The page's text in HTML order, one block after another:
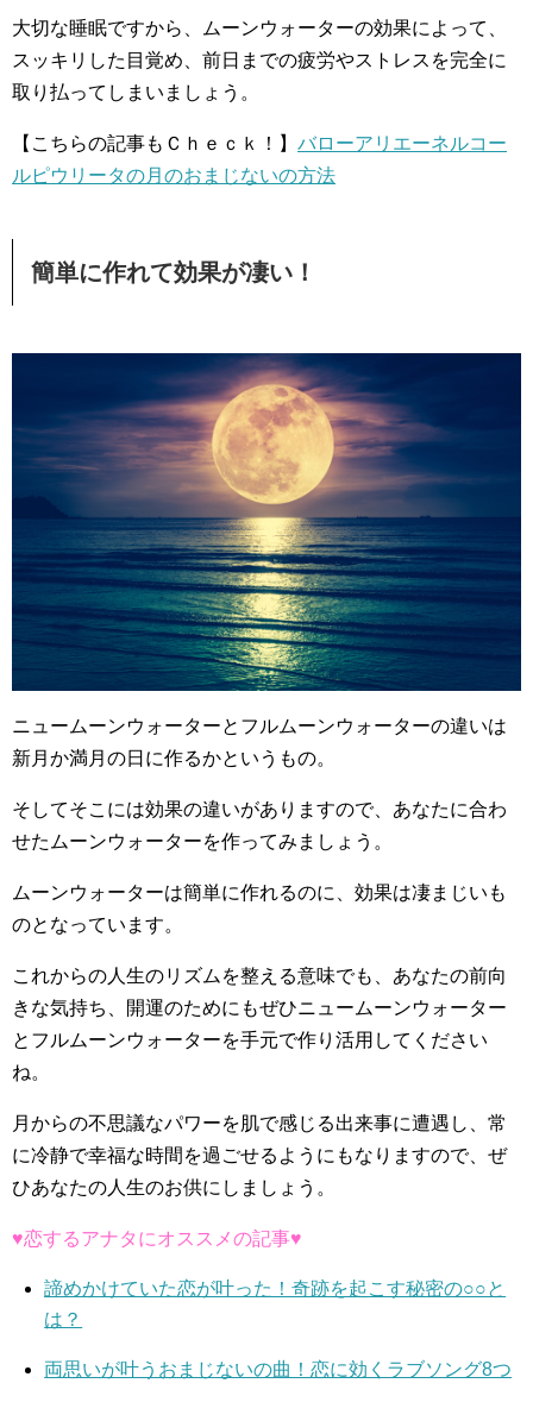
大切な睡眠ですから、ムーンウォーターの効果によって、
スッキリした目覚め、前日までの疲労やストレスを完全に
取り払ってしまいましょう。
【こちらの記事もＣｈｅｃｋ！】 バローアリエーネルコー
ルピウリータの月のおまじないの方法
簡単に作れて効果が凄い！
ニュームーンウォーターとフルムーンウォーターの違いは
新月か満月の日に作るかというもの。
そしてそこには効果の違いがありますので、あなたに合わ
せたムーンウォーターを作ってみましょう。
ムーンウォーターは簡単に作れるのに、効果は凄まじいも
のとなっています。
これからの人生のリズムを整える意味でも、あなたの前向
きな気持ち、開運のためにもぜひニュームーンウォーター
とフルムーンウォーターを手元で作り活用してください
ね。
月からの不思議なパワーを肌で感じる出来事に遭遇し、常
に冷静で幸福な時間を過ごせるようにもなりますので、ぜ
ひあなたの人生のお供にしましょう。
♥恋するアナタにオススメの記事♥
諦めかけていた恋が叶った！奇跡を起こす秘密の○○と
は？
両思いが叶うおまじないの曲！恋に効くラブソング8つ